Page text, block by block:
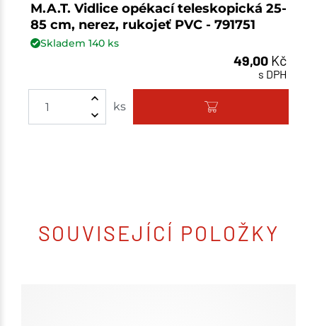
M.A.T. Vidlice opékací teleskopická 25-
85 cm, nerez, rukojeť PVC - 791751
Skladem 140ks
49,00 Kč
s DPH
ks
SOUVISEJÍCÍ POLOŽKY